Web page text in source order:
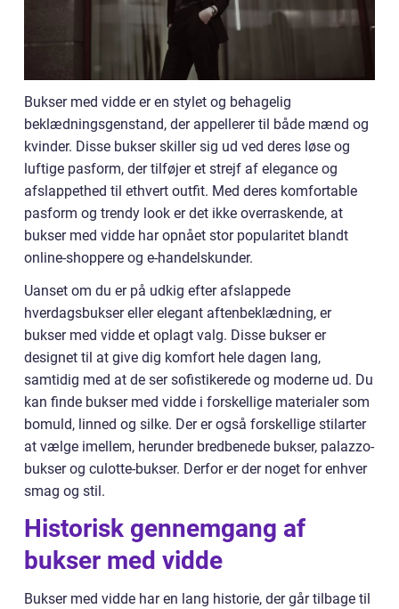
Bukser med vidde er en stylet og behagelig
beklædningsgenstand, der appellerer til både mænd og
kvinder. Disse bukser skiller sig ud ved deres løse og
luftige pasform, der tilføjer et strejf af elegance og
afslappethed til ethvert outfit. Med deres komfortable
pasform og trendy look er det ikke overraskende, at
bukser med vidde har opnået stor popularitet blandt
online-shoppere og e-handelskunder.
Uanset om du er på udkig efter afslappede
hverdagsbukser eller elegant aftenbeklædning, er
bukser med vidde et oplagt valg. Disse bukser er
designet til at give dig komfort hele dagen lang,
samtidig med at de ser sofistikerede og moderne ud. Du
kan finde bukser med vidde i forskellige materialer som
bomuld, linned og silke. Der er også forskellige stilarter
at vælge imellem, herunder bredbenede bukser, palazzo-
bukser og culotte-bukser. Derfor er der noget for enhver
smag og stil.
Historisk gennemgang af
bukser med vidde
Bukser med vidde har en lang historie, der går tilbage til